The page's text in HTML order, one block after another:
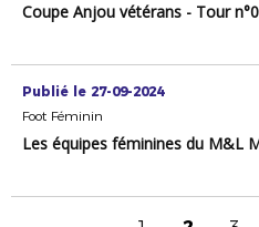
Coupe Anjou vétérans - Tour
Publié le 27-09-2024
Foot Féminin
Les équipes féminines du M&L